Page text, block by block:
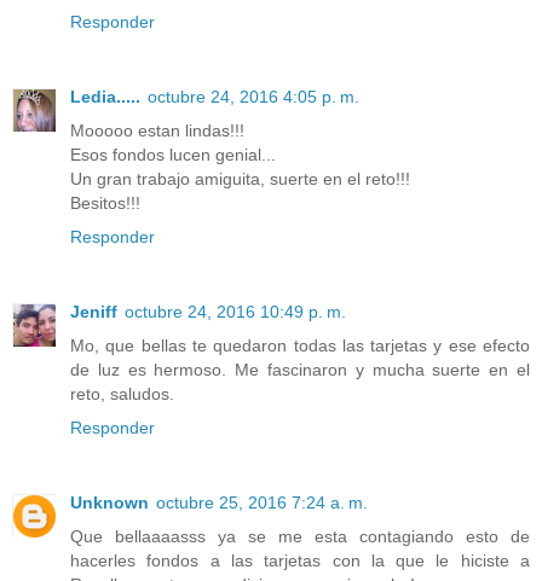
Responder
Ledia..... octubre 24, 2016 4:05 p. m.
Mooooo estan lindas!!!
Esos fondos lucen genial...
Un gran trabajo amiguita, suerte en el reto!!!
Besitos!!!
Responder
Jeniff octubre 24, 2016 10:49 p. m.
Mo, que bellas te quedaron todas las tarjetas y ese efecto
de luz es hermoso. Me fascinaron y mucha suerte en el
reto, saludos.
Responder
Unknown octubre 25, 2016 7:24 a. m.
Que bellaaaasss ya se me esta contagiando esto de
hacerles fondos a las tarjetas con la que le hiciste a